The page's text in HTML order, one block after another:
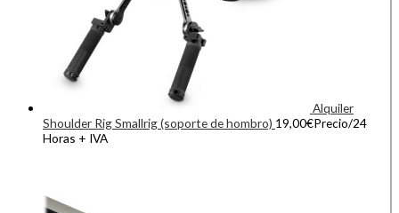
Alquiler
Shoulder Rig Smallrig (soporte de hombro) 19,00€Precio/24
Horas + IVA